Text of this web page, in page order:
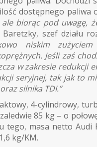
dostępnego paliwa
biorąc pod uwagę,
Baretzky, szef działu
niskim
Jeśli zaś
w zakresie redukcji
seryjnej, tak jak to
silnika TDI.”
4-cylindrowy,
85 kg – o
tego, masa netto Audi
kg/KM.